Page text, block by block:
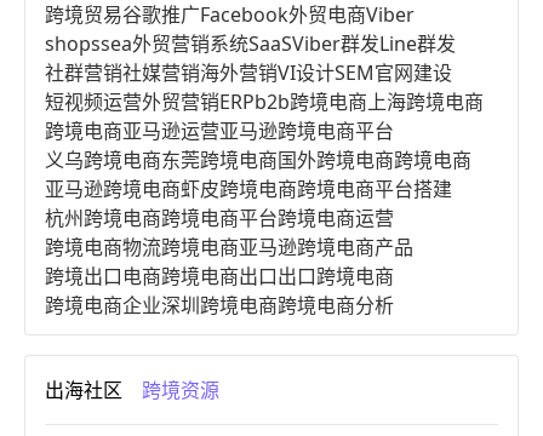
跨境贸易谷歌推广Facebook外贸电商Viber
shopssea外贸营销系统SaaSViber群发Line群发
社群营销社媒营销海外营销VI设计SEM官网建设
短视频运营外贸营销ERPb2b跨境电商上海跨境电商
跨境电商亚马逊运营亚马逊跨境电商平台
义乌跨境电商东莞跨境电商国外跨境电商跨境电商
亚马逊跨境电商虾皮跨境电商跨境电商平台搭建
杭州跨境电商跨境电商平台跨境电商运营
跨境电商物流跨境电商亚马逊跨境电商产品
跨境出口电商跨境电商出口出口跨境电商
跨境电商企业深圳跨境电商跨境电商分析
进口跨境电商跨境电商服务广州跨境电商
跨境电商市场跨境电商创业跨境电商注册
跨境电商开店跨境电商营销
跨境电商商品个人跨境电商跨境电商案例
出海社区 跨境资源